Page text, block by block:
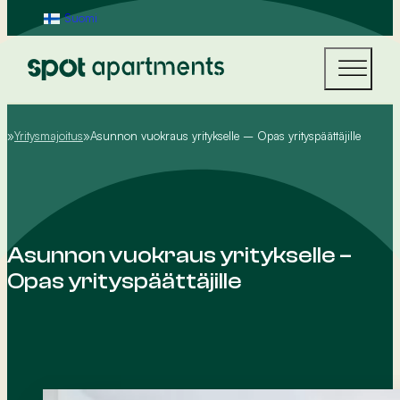
Suomi
Home
Yritysmajoitus Asunnon vuokraus yritykselle – Opas yrityspäättäjille
Asunnon vuokraus yritykselle –
Opas yrityspäättäjille